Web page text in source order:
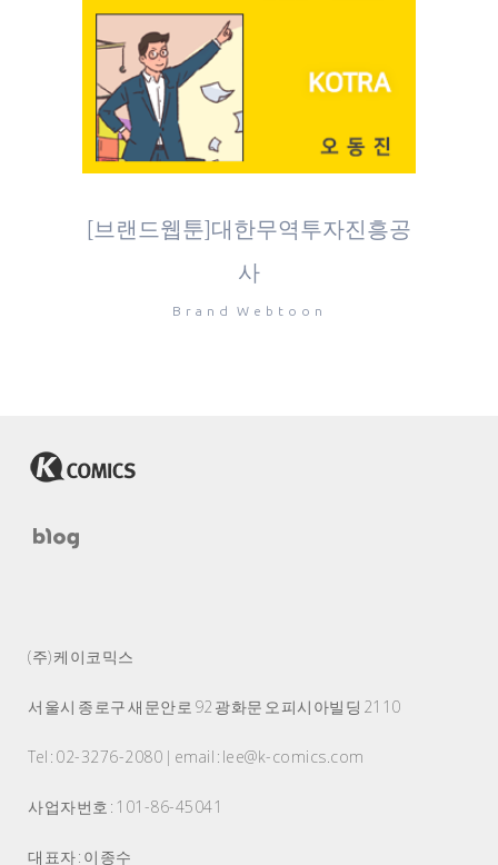
[브랜드웹툰]대한무역투자진흥공
사
Brand Webtoon
(주) 케이코믹스
서울시 종로구 새문안로 92 광화문 오피시아빌딩 2110
Tel : 02-3276-2080 | email : lee@k-comics.com
사업자번호 : 101-86-45041
대표자 : 이종수